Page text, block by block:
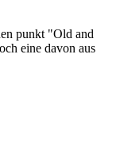
punkt "Old and
eine davon aus